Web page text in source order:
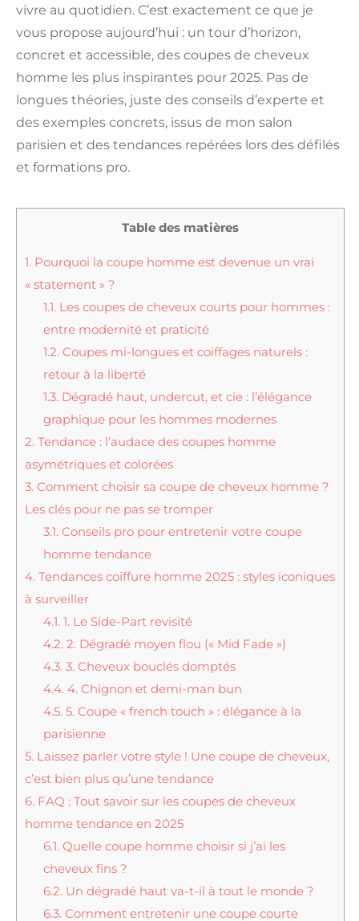
vivre au quotidien. C’est exactement ce que je
vous propose aujourd’hui : un tour d’horizon,
concret et accessible, des coupes de cheveux
homme les plus inspirantes pour 2025. Pas de
longues théories, juste des conseils d’experte et
des exemples concrets, issus de mon salon
parisien et des tendances repérées lors des défilés
et formations pro.
Table des matières
1. Pourquoi la coupe homme est devenue un vrai
« statement » ?
1.1. Les coupes de cheveux courts pour hommes :
entre modernité et praticité
1.2. Coupes mi-longues et coiffages naturels :
retour à la liberté
1.3. Dégradé haut, undercut, et cie : l’élégance
graphique pour les hommes modernes
2. Tendance : l’audace des coupes homme
asymétriques et colorées
3. Comment choisir sa coupe de cheveux homme ?
Les clés pour ne pas se tromper
3.1. Conseils pro pour entretenir votre coupe
homme tendance
4. Tendances coiffure homme 2025 : styles iconiques
à surveiller
4.1. 1. Le Side-Part revisité
4.2. 2. Dégradé moyen flou (« Mid Fade »)
4.3. 3. Cheveux bouclés domptés
4.4. 4. Chignon et demi-man bun
4.5. 5. Coupe « french touch » : élégance à la
parisienne
5. Laissez parler votre style ! Une coupe de cheveux,
c’est bien plus qu’une tendance
6. FAQ : Tout savoir sur les coupes de cheveux
homme tendance en 2025
6.1. Quelle coupe homme choisir si j’ai les
cheveux fins ?
6.2. Un dégradé haut va-t-il à tout le monde ?
6.3. Comment entretenir une coupe courte